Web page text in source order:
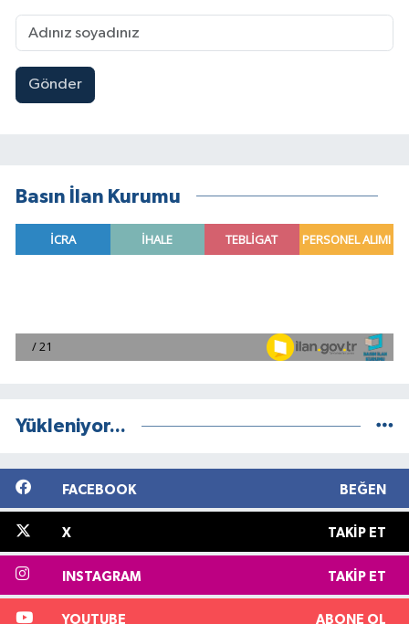
Gönder
Basın İlan Kurumu
Yükleniyor...
FACEBOOK BEĞEN
X TAKIP ET
INSTAGRAM TAKIP ET
YOUTUBE ABONE OL